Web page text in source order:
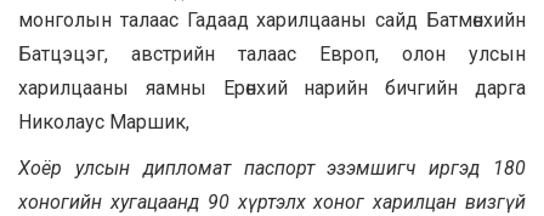
монголын талаас Гадаад харилцааны сайд Батмөнхийн
Батцэцэг, австрийн талаас Европ, олон улсын
харилцааны яамны Ерөнхий нарийн бичгийн дарга
Николаус Маршик,
Хоёр улсын дипломат паспорт эзэмшигч иргэд 180
хоногийн хугацаанд 90 хүртэлх хоног харилцан визгүй